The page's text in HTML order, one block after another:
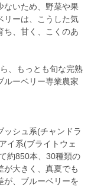
ないため、野菜や果
リーは、こうした気
ち、甘く、こくのあ
、もっとも旬な完熟
ルーベリー専業農家
ッシュ系(チャンドラ
イ系(ブライトウェ
約850本、30種類の
が大きく、真夏でも
が、ブルーベリーを